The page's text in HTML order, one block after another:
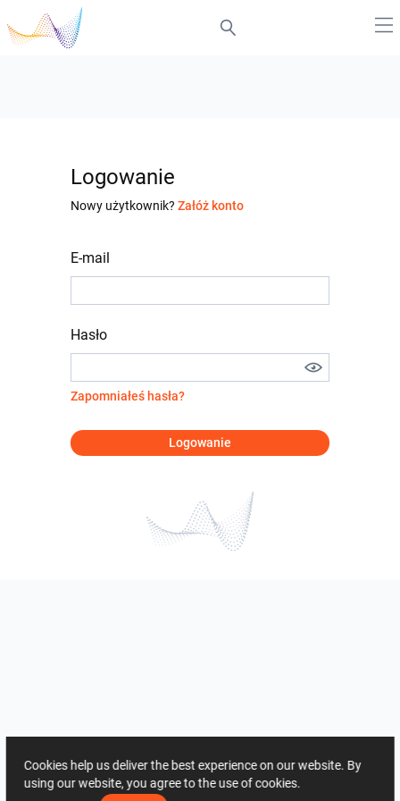
Logowanie
Nowy użytkownik? Załóż konto
E-mail
Hasło
Zapomniałeś hasła?
Logowanie
Cookies help us deliver the best experience on our website. By
using our website, you agree to the use of cookies.